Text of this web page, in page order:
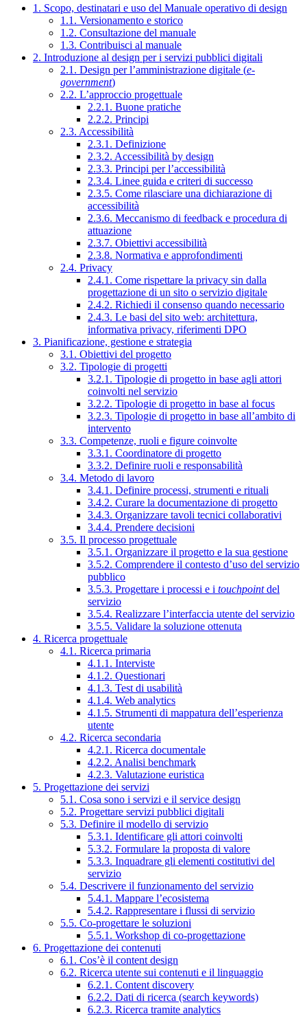
1. Scopo, destinatari e uso del Manuale operativo di design
1.1. Versionamento e storico
1.2. Consultazione del manuale
1.3. Contribuisci al manuale
2. Introduzione al design per i servizi pubblici digitali
2.1. Design per l’amministrazione digitale (e-
government)
2.2. L’approccio progettuale
2.2.1. Buone pratiche
2.2.2. Principi
2.3. Accessibilità
2.3.1. Definizione
2.3.2. Accessibilità by design
2.3.3. Principi per l’accessibilità
2.3.4. Linee guida e criteri di successo
2.3.5. Come rilasciare una dichiarazione di
accessibilità
2.3.6. Meccanismo di feedback e procedura di
attuazione
2.3.7. Obiettivi accessibilità
2.3.8. Normativa e approfondimenti
2.4. Privacy
2.4.1. Come rispettare la privacy sin dalla
progettazione di un sito o servizio digitale
2.4.2. Richiedi il consenso quando necessario
2.4.3. Le basi del sito web: architettura,
informativa privacy, riferimenti DPO
3. Pianificazione, gestione e strategia
3.1. Obiettivi del progetto
3.2. Tipologie di progetti
3.2.1. Tipologie di progetto in base agli attori
coinvolti nel servizio
3.2.2. Tipologie di progetto in base al focus
3.2.3. Tipologie di progetto in base all’ambito di
intervento
3.3. Competenze, ruoli e figure coinvolte
3.3.1. Coordinatore di progetto
3.3.2. Definire ruoli e responsabilità
3.4. Metodo di lavoro
3.4.1. Definire processi, strumenti e rituali
3.4.2. Curare la documentazione di progetto
3.4.3. Organizzare tavoli tecnici collaborativi
3.4.4. Prendere decisioni
3.5. Il processo progettuale
3.5.1. Organizzare il progetto e la sua gestione
3.5.2. Comprendere il contesto d’uso del servizio
pubblico
3.5.3. Progettare i processi e i touchpointdel
servizio
3.5.4. Realizzare l’interfaccia utente del servizio
3.5.5. Validare la soluzione ottenuta
4. Ricerca progettuale
4.1. Ricerca primaria
4.1.1. Interviste
4.1.2. Questionari
4.1.3. Test di usabilità
4.1.4. Web analytics
4.1.5. Strumenti di mappatura dell’esperienza
utente
4.2. Ricerca secondaria
4.2.1. Ricerca documentale
4.2.2. Analisi benchmark
4.2.3. Valutazione euristica
5. Progettazione dei servizi
5.1. Cosa sono i servizi e il service design
5.2. Progettare servizi pubblici digitali
5.3. Definire il modello di servizio
5.3.1. Identificare gli attori coinvolti
5.3.2. Formulare la proposta di valore
5.3.3. Inquadrare gli elementi costitutivi del
servizio
5.4. Descrivere il funzionamento del servizio
5.4.1. Mappare l’ecosistema
5.4.2. Rappresentare i flussi di servizio
5.5. Co-progettare le soluzioni
5.5.1. Workshop di co-progettazione
6. Progettazione dei contenuti
6.1. Cos’è il content design
6.2. Ricerca utente sui contenuti e il linguaggio
6.2.1. Content discovery
6.2.2. Dati di ricerca (search keywords)
6.2.3. Ricerca tramite analytics